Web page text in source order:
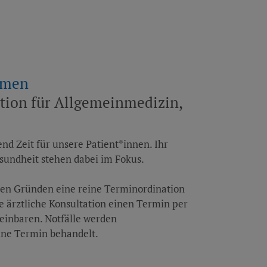
für Allgemeinmedizin,
Zeit für unsere Patient*innen. Ihr
stehen dabei im Fokus.
Gründen eine reine Terminordination
ärztliche Konsultation einen Termin per
Notfälle werden
Termin behandelt.